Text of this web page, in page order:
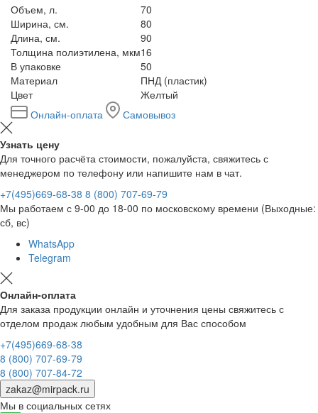
Объем, л.
70
Ширина, см.
80
Длина, см.
90
Толщина полиэтилена, мкм16
В упаковке
50
Материал
ПНД (пластик)
Цвет
Желтый
Онлайн-оплата
Самовывоз
Узнать цену
Для точного расчёта стоимости, пожалуйста, свяжитесь с
менеджером по телефону или напишите нам в чат.
+7(495)669-68-38 8 (800) 707-69-79
Мы работаем с 9-00 до 18-00 по московскому времени (Выходные:
сб, вс)
WhatsApp
Telegram
Онлайн-оплата
Для заказа продукции онлайн и уточнения цены свяжитесь с
отделом продаж любым удобным для Вас способом
+7(495)669-68-38
8 (800) 707-69-79
8 (800) 707-84-72
zakaz@mirpack.ru
Мы в социальных сетях